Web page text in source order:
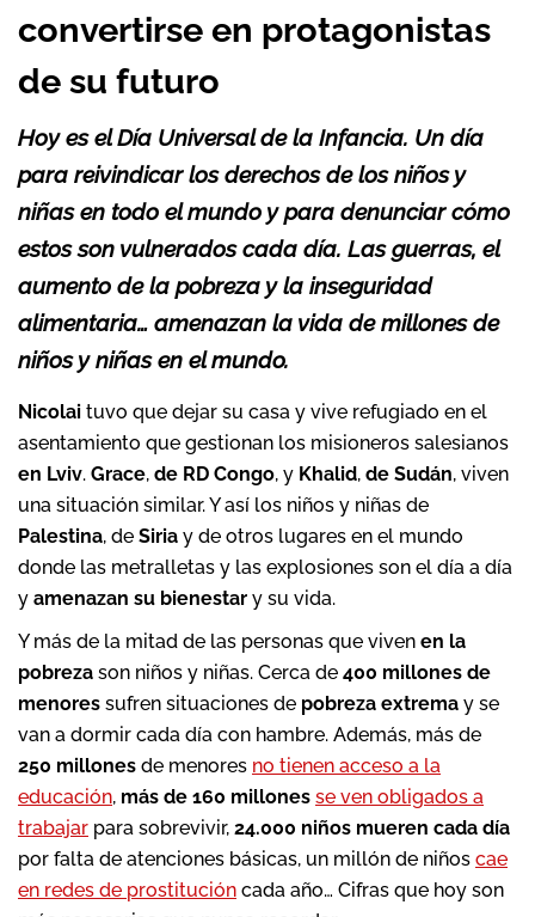
convertirse en protagonistas
de su futuro
Hoy es el Día Universal de la Infancia. Un día
para reivindicar los derechos de los niños y
niñas en todo el mundo y para denunciar cómo
estos son vulnerados cada día. Las guerras, el
aumento de la pobreza y la inseguridad
alimentaria… amenazan la vida de millones de
niños y niñas en el mundo.
Nicolai tuvo que dejar su casa y vive refugiado en el
asentamiento que gestionan los misioneros salesianos
en Lviv. Grace, de RD Congo, y Khalid, de Sudán, viven
una situación similar. Y así los niños y niñas de
Palestina, de Siria y de otros lugares en el mundo
donde las metralletas y las explosiones son el día a día
y amenazan su bienestar y su vida.
Y más de la mitad de las personas que viven en la
pobreza son niños y niñas. Cerca de 400 millones de
menores sufren situaciones de pobreza extrema y se
van a dormir cada día con hambre. Además, más de
250 millones de menores no tienen acceso a la
educación, más de 160 millones se ven obligados a
trabajar para sobrevivir, 24.000 niños mueren cada día
por falta de atenciones básicas, un millón de niños cae
en redes de prostitución cada año… Cifras que hoy son